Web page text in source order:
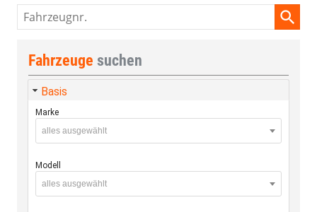
Fahrzeugnr.
Fahrzeuge suchen
Basis
Marke
alles ausgewählt
Modell
alles ausgewählt